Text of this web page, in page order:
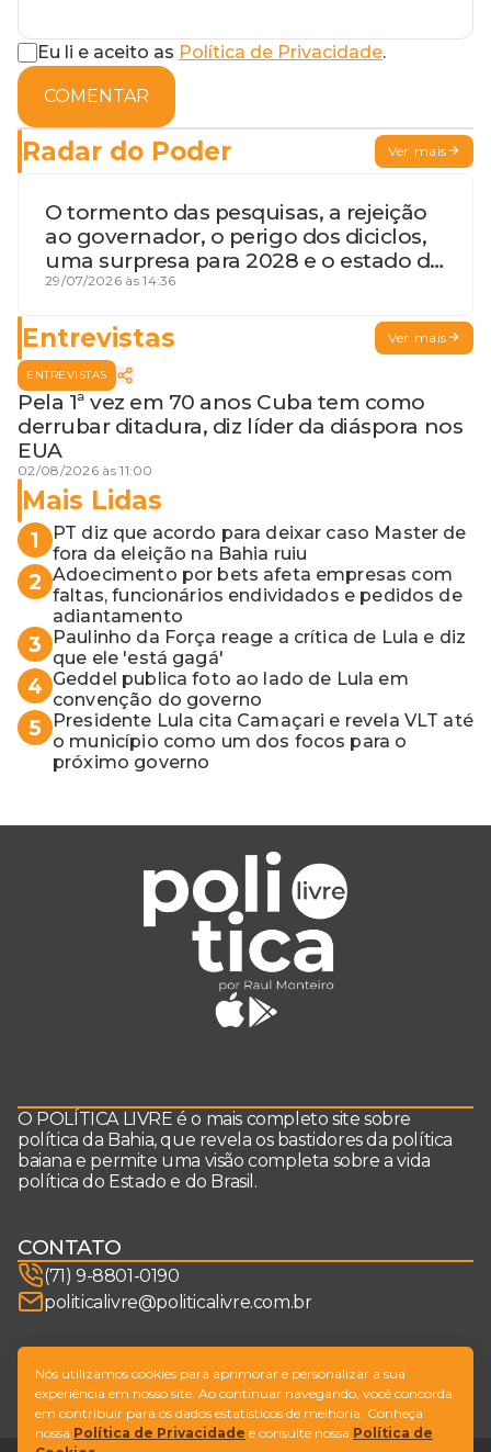
Eu li e aceito as Política de Privacidade.
COMENTAR
Radar do Poder Ver mais
O tormento das pesquisas, a rejeição
ao governador, o perigo dos diciclos,
uma surpresa para 2028 e o estado de
terceira guerra mundial
29/07/2026 às 14:36
Entrevistas Ver mais
ENTREVISTAS
Pela 1ª vez em 70 anos Cuba tem como
derrubar ditadura, diz líder da diáspora nos
EUA
02/08/2026 às 11:00
Mais Lidas
1
PT diz que acordo para deixar caso Master de
fora da eleição na Bahia ruiu
2 Adoecimento por bets afeta empresas com
faltas, funcionários endividados e pedidos de
adiantamento
3
Paulinho da Força reage a crítica de Lula e diz
que ele 'está gagá'
4 Geddel publica foto ao lado de Lula em
convenção do governo
5
Presidente Lula cita Camaçari e revela VLT até
o município como um dos focos para o
próximo governo
O POLÍTICA LIVRE é o mais completo site sobre
política da Bahia, que revela os bastidores da política
baiana e permite uma visão completa sobre a vida
política do Estado e do Brasil.
CONTATO
(71) 9-8801-0190
politicalivre@politicalivre.com.br
SIGA-NOS
Nós utilizamos cookies para aprimorar e personalizar a sua
experiência em nosso site. Ao continuar navegando, você concorda
em contribuir para os dados estatísticos de melhoria. Conheça
nossa Política de Privacidade e consulte nossa Política de